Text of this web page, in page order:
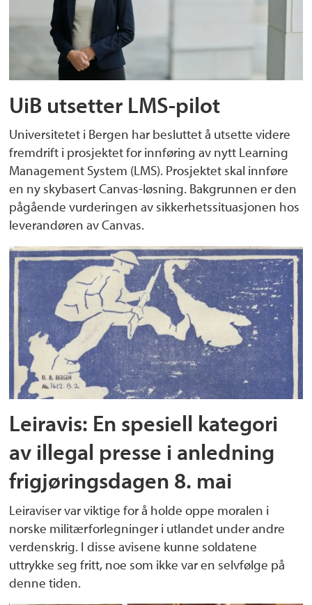
UiB utsetter LMS-pilot
Universitetet i Bergen har besluttet å utsette videre
fremdrift i prosjektet for innføring av nytt Learning
Management System (LMS). Prosjektet skal innføre
en ny skybasert Canvas-løsning. Bakgrunnen er den
pågående vurderingen av sikkerhetssituasjonen hos
leverandøren av Canvas.
Leiravis: En spesiell kategori
av illegal presse i anledning
frigjøringsdagen 8. mai
Leiraviser var viktige for å holde oppe moralen i
norske militærforlegninger i utlandet under andre
verdenskrig. I disse avisene kunne soldatene
uttrykke seg fritt, noe som ikke var en selvfølge på
denne tiden.